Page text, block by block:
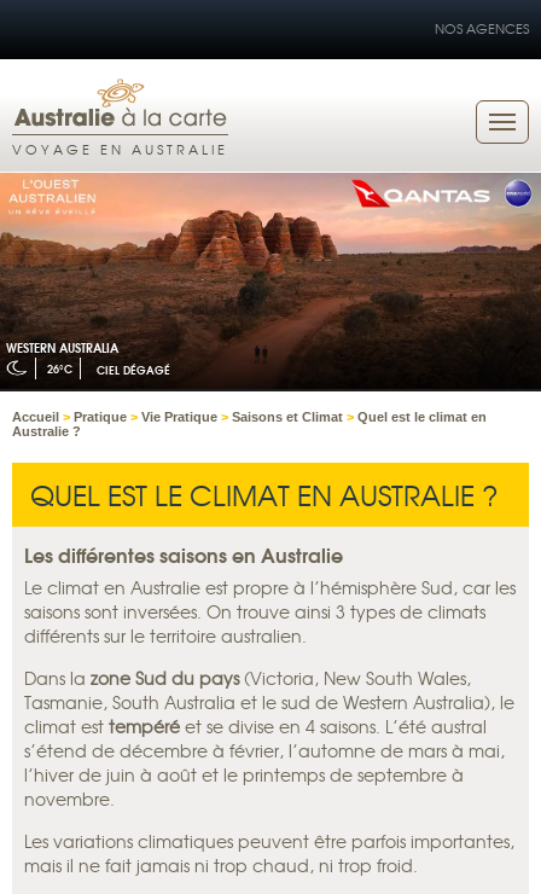
NOS AGENCES
VOYAGE EN AUSTRALIE
WESTERN AUSTRALIA
26°C CIEL DÉGAGÉ
Accueil > Pratique > Vie Pratique > Saisons et Climat > Quel est le climat en
Australie ?
QUEL EST LE CLIMAT EN AUSTRALIE ?
Les différentes saisons en Australie
Le climat en Australie est propre à l’hémisphère Sud, car les
saisons sont inversées. On trouve ainsi 3 types de climats
différents sur le territoire australien.
Dans la zone Sud du pays(Victoria, New South Wales,
Tasmanie, South Australia et le sud de Western Australia), le
climat est tempéré et se divise en 4 saisons. L’été austral
s’étend de décembre à février, l’automne de mars à mai,
l’hiver de juin à août et le printemps de septembre à
novembre.
Les variations climatiques peuvent être parfois importantes,
mais il ne fait jamais ni trop chaud, ni trop froid.